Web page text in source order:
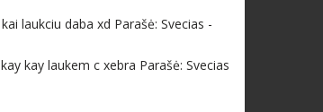
laukciu daba xd Parašė: Svecias -
kay laukem c xebra Parašė: Svecias